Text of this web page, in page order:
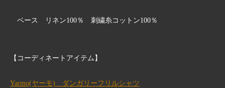
ベース リネン100％ 刺繍糸コットン100％
【コーディネートアイテム】
Yarmo(ヤーモ) ダンガリーフリルシャツ